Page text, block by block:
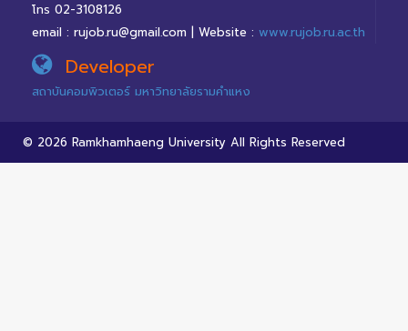
โทร 02-3108126
email : rujob.ru@gmail.com | Website : www.rujob.ru.ac.th
Developer
สถาบันคอมพิวเตอร์ มหาวิทยาลัยรามคำแหง
© 2026 Ramkhamhaeng University All Rights Reserved